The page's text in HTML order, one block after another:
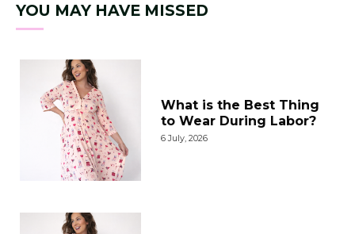
YOU MAY HAVE MISSED
What is the Best Thing
to Wear During Labor?
6 July, 2026